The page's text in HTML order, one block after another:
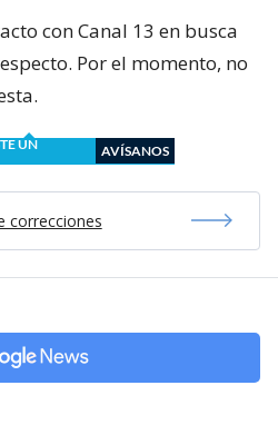
con Canal 13 en busca
Por el momento, no
UN
AVÍSANOS
correcciones